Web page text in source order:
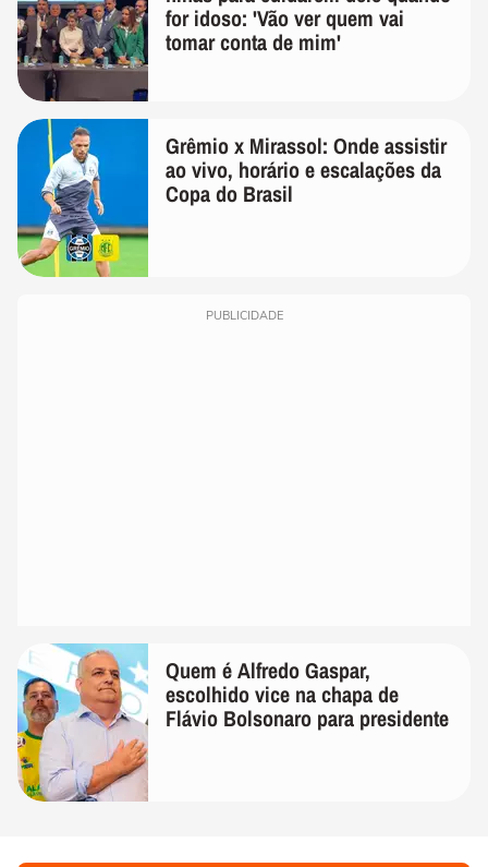
for idoso: 'Vão ver quem vai
tomar conta de mim'
Grêmio x Mirassol: Onde assistir
ao vivo, horário e escalações da
Copa do Brasil
PUBLICIDADE
Quem é Alfredo Gaspar,
escolhido vice na chapa de
Flávio Bolsonaro para presidente